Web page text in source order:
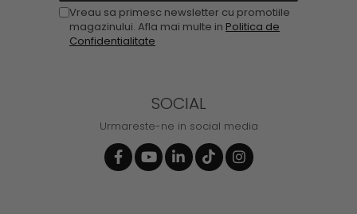
Vreau sa primesc newsletter cu promotiile
magazinului. Afla mai multe in Politica de
Confidentialitate
SOCIAL
Urmareste-ne in social media